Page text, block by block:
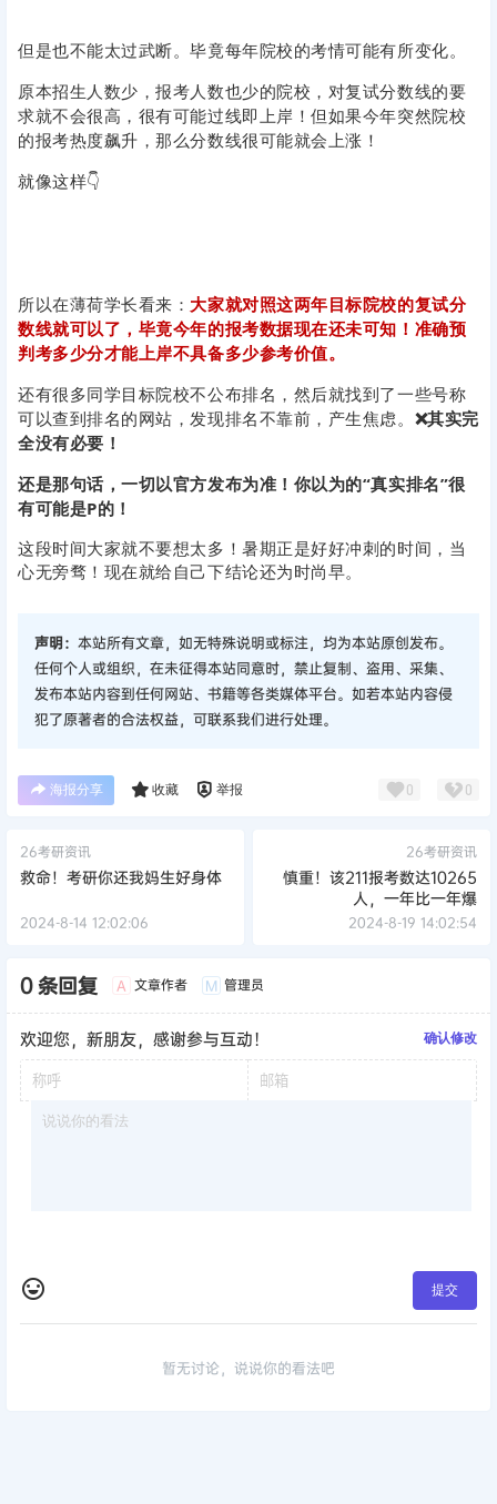
但是也不能太过武断。毕竟每年院校的考情可能有所变化。
原本招生人数少，报考人数也少的院校，对复试分数线的要
求就不会很高，很有可能过线即上岸！但如果今年突然院校
的报考热度飙升，那么分数线很可能就会上涨！
就像这样👇
所以在薄荷学长看来： 大家就对照这两年目标院校的复试分
数线就可以了，毕竟今年的报考数据现在还未可知！准确预
判考多少分才能上岸不具备多少参考价值。
还有很多同学目标院校不公布排名，然后就找到了一些号称
可以查到排名的网站，发现排名不靠前，产生焦虑。 ❌其实完
全没有必要！
还是那句话，一切以官方发布为准！你以为的“真实排名”很
有可能是P的！
这段时间大家就不要想太多！暑期正是好好冲刺的时间，当
心无旁骛！现在就给自己下结论还为时尚早。
声明： 本站所有文章，如无特殊说明或标注，均为本站原创发布。
任何个人或组织，在未征得本站同意时，禁止复制、盗用、采集、
发布本站内容到任何网站、书籍等各类媒体平台。如若本站内容侵
犯了原著者的合法权益，可联系我们进行处理。
海报分享 收藏 举报 0 0
26考研资讯
救命！考研你还我妈生好身体
2024-8-14 12:02:06
26考研资讯
慎重！该211报考数达10265
人，一年比一年爆
2024-8-19 14:02:54
0 条回复 A 文章作者 M 管理员
欢迎您，新朋友，感谢参与互动！ 确认修改
提交
暂无讨论，说说你的看法吧